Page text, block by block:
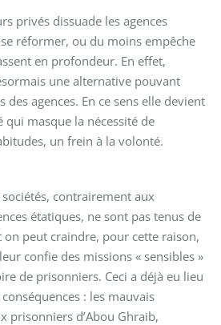
privés dissuade les agences
réformer, ou du moins empêche
en profondeur. En effet,
une alternative pouvant
des agences. En ce sens elle devient
masque la nécessité de
un frein à la volonté.
sociétés, contrairement aux
étatiques, ne sont pas tenus de
on peut craindre, pour cette raison,
confie des missions « sensibles »
de prisonniers. Ceci a déjà eu lieu
: les mauvais
prisonniers d’Abou Ghraib,